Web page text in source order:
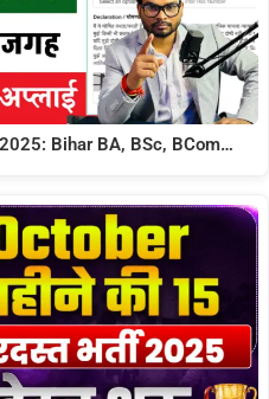
Bihar BA, BSc, BCom…